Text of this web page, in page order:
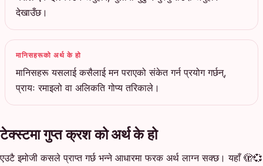
देखाउँछ।
मानिसहरूको अर्थ के हो
मानिसहरू यसलाई कसैलाई मन पराएको संकेत गर्न प्रयोग गर्छन्,
प्रायः रमाइलो वा अलिकति गोप्य तरिकाले।
टेक्स्टमा गुप्त क्रश को अर्थ के हो
एउटै इमोजी कसले प्राप्त गर्छ भन्ने आधारमा फरक अर्थ लाग्न सक्छ। यहाँ 🫣💞